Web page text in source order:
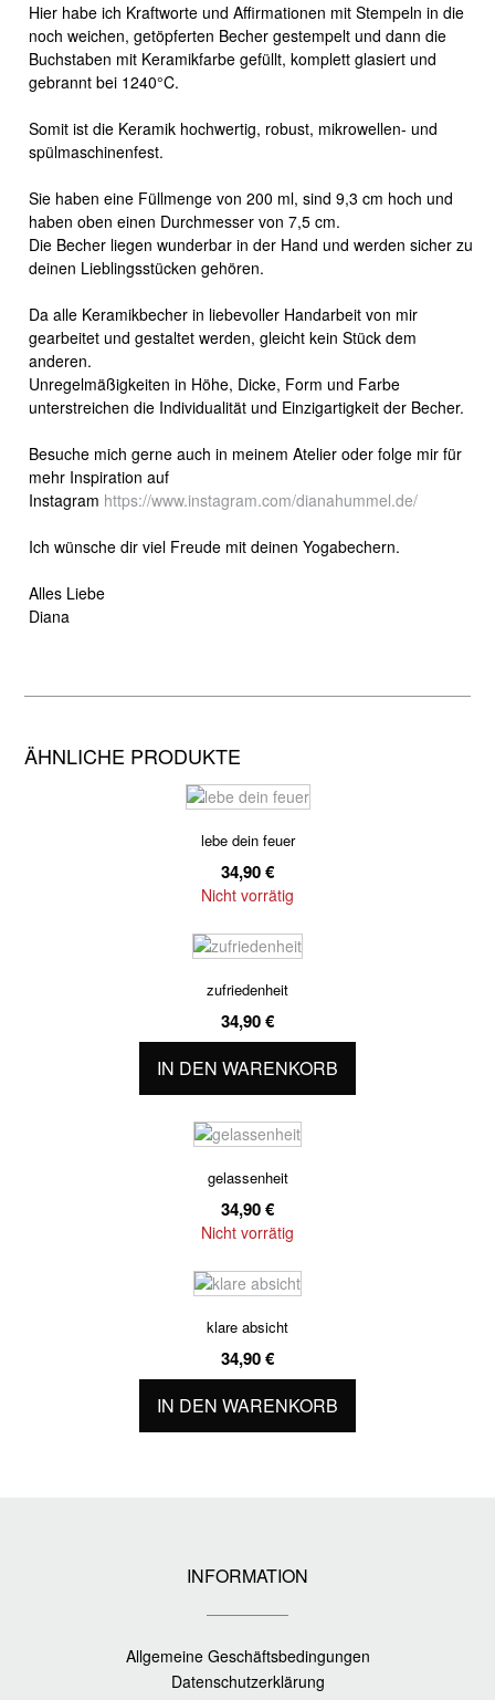
Hier habe ich Kraftworte und Affirmationen mit Stempeln in die
noch weichen, getöpferten Becher gestempelt und dann die
Buchstaben mit Keramikfarbe gefüllt, komplett glasiert und
gebrannt bei 1240°C.
Somit ist die Keramik hochwertig, robust, mikrowellen- und
spülmaschinenfest.
Sie haben eine Füllmenge von 200 ml, sind 9,3 cm hoch und
haben oben einen Durchmesser von 7,5 cm.
Die Becher liegen wunderbar in der Hand und werden sicher zu
deinen Lieblingsstücken gehören.
Da alle Keramikbecher in liebevoller Handarbeit von mir
gearbeitet und gestaltet werden, gleicht kein Stück dem
anderen.
Unregelmäßigkeiten in Höhe, Dicke, Form und Farbe
unterstreichen die Individualität und Einzigartigkeit der Becher.
Besuche mich gerne auch in meinem Atelier oder folge mir für
mehr Inspiration auf
Instagram https://www.instagram.com/dianahummel.de/
Ich wünsche dir viel Freude mit deinen Yogabechern.
Alles Liebe
Diana
ÄHNLICHE PRODUKTE
lebe dein feuer
34,90€
Nicht vorrätig
zufriedenheit
34,90€
IN DEN WARENKORB
gelassenheit
34,90€
Nicht vorrätig
klare absicht
34,90€
IN DEN WARENKORB
INFORMATION
Allgemeine Geschäftsbedingungen
Datenschutzerklärung